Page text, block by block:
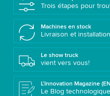
Trois étapes pour
Machines en stock
Livraison et
Le show truck
vient vers vous!
L’Innovation Magazine
Le Blog